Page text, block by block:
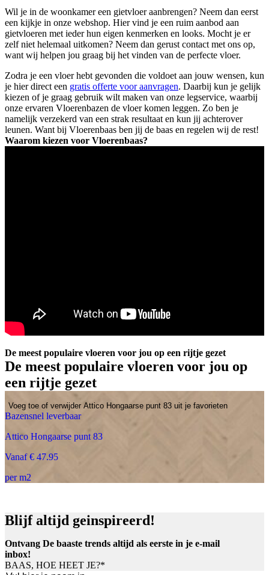
Wil je in de woonkamer een gietvloer aanbrengen? Neem dan eerst
een kijkje in onze webshop. Hier vind je een ruim aanbod aan
gietvloeren met ieder hun eigen kenmerken en looks. Mocht je er
zelf niet helemaal uitkomen? Neem dan gerust contact met ons op,
want wij helpen jou graag bij het vinden van de perfecte vloer.
Zodra je een vloer hebt gevonden die voldoet aan jouw wensen, kun
je hier direct een gratis offerte voor aanvragen. Daarbij kun je gelijk
kiezen of je graag gebruik wilt maken van onze legservice, waarbij
onze ervaren Vloerenbazen de vloer komen leggen. Zo ben je
namelijk verzekerd van een strak resultaat en kun jij achterover
leunen. Want bij Vloerenbaas ben jij de baas en regelen wij de rest!
Waarom kiezen voor Vloerenbaas?
De meest populaire vloeren voor jou op een rijtje gezet
De meest populaire vloeren voor jou op
een rijtje gezet
Voeg toe of verwijder Attico Hongaarse punt 83 uit je favorieten
Bazensnel leverbaar
Attico Hongaarse punt 83
Vanaf € 47.95
per m2
Blijf altijd geinspireerd!
Ontvang De baaste trends altijd als eerste in je e-mail
inbox!
BAAS, HOE HEET JE?*